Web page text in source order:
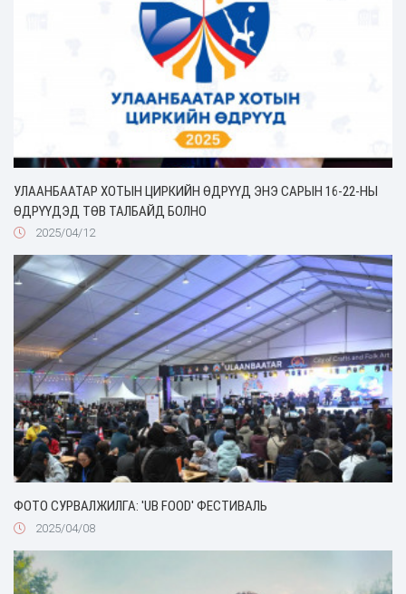
УЛААНБААТАР ХОТЫН ЦИРКИЙН ӨДРҮҮД ЭНЭ САРЫН 16-22-НЫ
ӨДРҮҮДЭД ТӨВ ТАЛБАЙД БОЛНО
2025/04/12
ФОТО СУРВАЛЖИЛГА: 'UB FOOD' ФЕСТИВАЛЬ
2025/04/08